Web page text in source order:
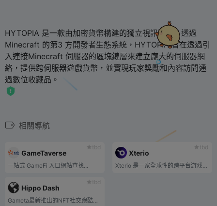
HYTOPIA 是一款由加密貨幣構建的獨立視訊遊戲。透過
Minecraft 的第3 方開發者生態系統，HYTOPIA 旨在透過引
入連接Minecraft 伺服器的區塊鏈層來建立龐大的伺服器網
絡，提供跨伺服器遊戲貨幣，並實現玩家獎勵和內容訪問通
過數位收藏品。
相關導航
tbd
GameTaverse
一站式 GameFi 入口網站查找...
tbd
Xterio
Xterio 是一家全球性的跨平台游戏开发商和发行商，致力于开发由数字所有权增强的引人入胜的游戏世界，将全球数百万人联系在一起。Xterio 的重点是开发 Web3 原生世界，并将其扩展到所有媒体和平台。Xterio 的团队和工作室遍布全球，包括旧金山、洛杉矶、东京和新加坡。
tbd
Hippo Dash
Gameta最新推出的NFT社交跑酷遊戲《Hippo Dash》已順利完成公測，參與度極高。